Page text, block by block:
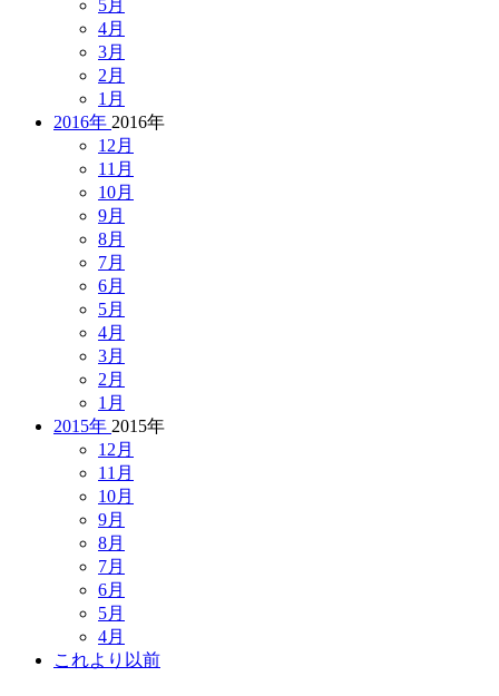
5月
4月
3月
2月
1月
2016年 2016年
12月
11月
10月
9月
8月
7月
6月
5月
4月
3月
2月
1月
2015年 2015年
12月
11月
10月
9月
8月
7月
6月
5月
4月
これより以前